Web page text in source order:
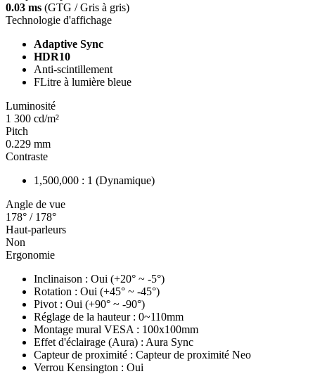
0.03 ms (GTG / Gris à gris)
Technologie d'affichage
Adaptive Sync
HDR10
Anti-scintillement
FLitre à lumière bleue
Luminosité
1 300 cd/m²
Pitch
0.229 mm
Contraste
1,500,000 : 1 (Dynamique)
Angle de vue
178° / 178°
Haut-parleurs
Non
Ergonomie
Inclinaison : Oui (+20° ~ -5°)
Rotation : Oui (+45° ~ -45°)
Pivot : Oui (+90° ~ -90°)
Réglage de la hauteur : 0~110mm
Montage mural VESA : 100x100mm
Effet d'éclairage (Aura) : Aura Sync
Capteur de proximité : Capteur de proximité Neo
Verrou Kensington : Oui